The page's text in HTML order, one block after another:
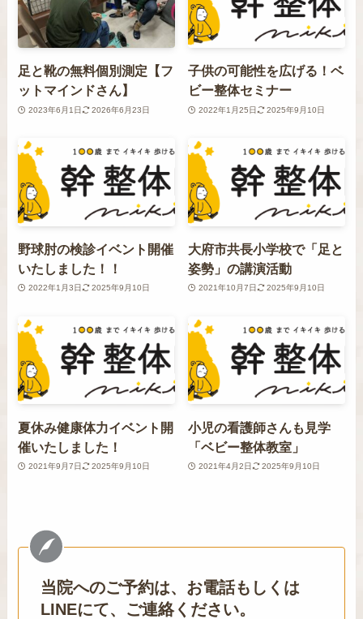
足と靴の無料個別測定【フ
ットマインドさん】
2023年6月1日 2026年6月23日
子供の可能性を広げる！ベ
ビー整体セミナー
2022年1月25日 2025年9月10日
野球肘の検診イベント開催
いたしました！！
2022年1月3日 2025年9月10日
大府市共長小学校で「足と
姿勢」の講演活動
2021年10月7日 2025年9月10日
夏休み健康体力イベント開
催いたしました！
2021年9月7日 2025年9月10日
小児の看護師さんも見学
「ベビー整体教室」
2021年4月2日 2025年9月10日
当院へのご予約は、お電話もしくは
LINEにて、ご連絡ください。